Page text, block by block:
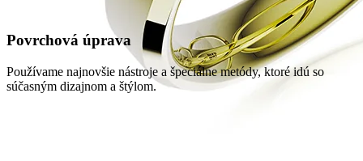
Povrchová úprava
Používame najnovšie nástroje a špeciálne metódy, ktoré idú so
súčasným dizajnom a štýlom.